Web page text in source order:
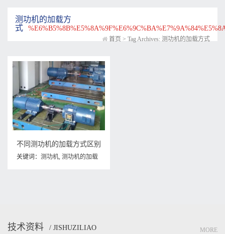
测功机的加载方
式
首页 > Tag Archives: 测功机的加载方式
不同测功机的加载方式区别
关键词： 测功机, 测功机的加载
技术资料 / JISHUZILIAO MORE